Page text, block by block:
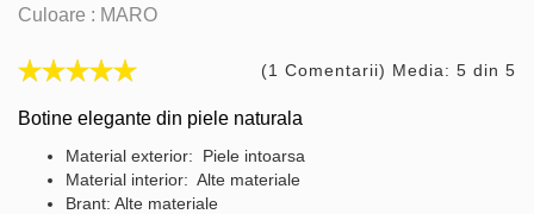
Culoare : MARO
(1 Comentarii) Media: 5 din 5
Botine elegante din piele naturala
Material exterior: Piele intoarsa
Material interior: Alte materiale
Brant: Alte materiale